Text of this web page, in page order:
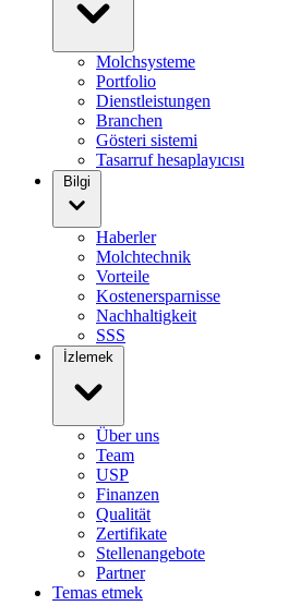
Molchsysteme
Portfolio
Dienstleistungen
Branchen
Gösteri sistemi
Tasarruf hesaplayıcısı
Bilgi
Haberler
Molchtechnik
Vorteile
Kostenersparnisse
Nachhaltigkeit
SSS
İzlemek
Über uns
Team
USP
Finanzen
Qualität
Zertifikate
Stellenangebote
Partner
Temas etmek